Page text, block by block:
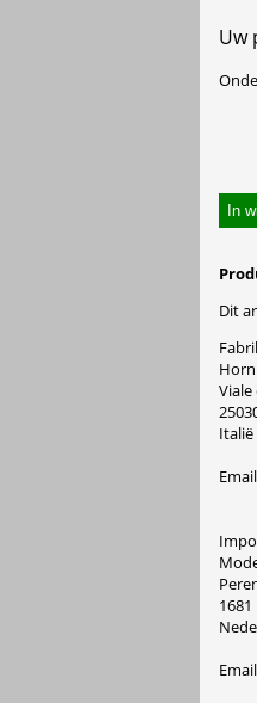
Uw
In
Dit
Viale
Italië